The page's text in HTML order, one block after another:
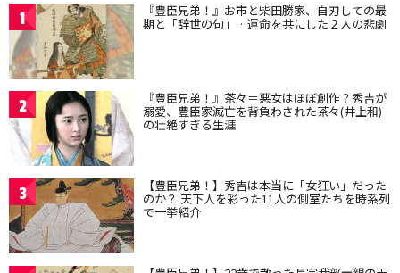
1 『豊臣兄弟！』お市と柴田勝家、自刃しての最
期と「辞世の句」…運命を共にした２人の悲劇
2 『豊臣兄弟！』茶々＝悪女はほぼ創作？秀吉が
溺愛、豊臣家滅亡を背負わされた茶々(井上和)
の壮絶すぎる生涯
3 【豊臣兄弟！】秀吉は本当に「女狂い」だった
のか？ 天下人を彩った11人の側室たちを時系列
で一挙紹介